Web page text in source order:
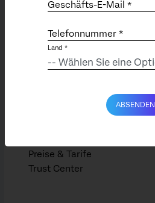
Geschäfts-E-Mail *
Telefonnummer *
Land *
ABSENDEN
Karriere (EN)
Newsroom (EN)
Preise & Tarife
Trust Center